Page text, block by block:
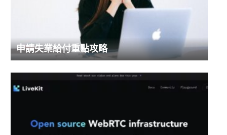
申請失業給付重點攻略